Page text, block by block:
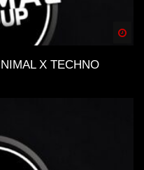
X TECHNO